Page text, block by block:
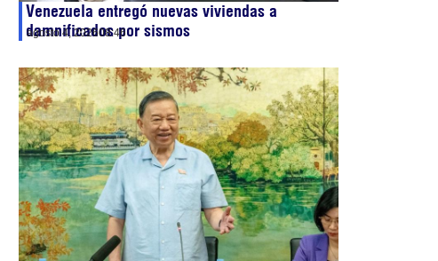
Venezuela entregó nuevas viviendas a
damnificados por sismos
agosto 4, 202608:46